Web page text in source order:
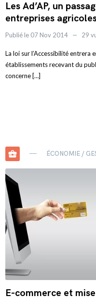
Les Ad’AP, un
entreprises
Publié le 07 Nov 2014 29
La loi sur l’Accessibilité entrera
établissements recevant du
concerne […]
business_center ÉCONOMIE /
E-commerce et